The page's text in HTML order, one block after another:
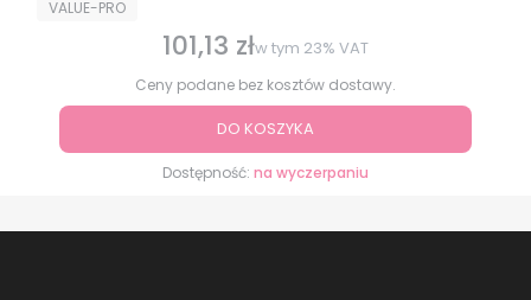
VALUE-PRO
Cena brutto
101,13 złw tym 23% VAT
Ceny podane bez kosztów dostawy.
DO KOSZYKA
Dostępność: na wyczerpaniu